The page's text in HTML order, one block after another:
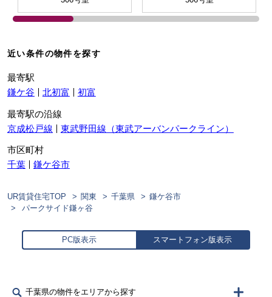
近い条件の物件を探す
最寄駅
鎌ケ谷
北初富 初富
最寄駅の沿線
京成松戸線
東武野田線（東武アーバンパークライン）
市区町村
千葉
鎌ケ谷市
UR賃貸住宅TOP 関東 千葉県
鎌ケ谷市
パークサイド鎌ヶ谷
PC版表示 スマートフォン版表示
千葉県の物件をエリアから探す